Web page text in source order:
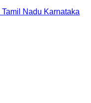
Tamil Nadu Karnataka